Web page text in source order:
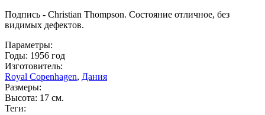
Подпись - Christian Thompson. Состояние отличное, без
видимых дефектов.
Параметры:
Годы: 1956 год
Изготовитель:
Royal Copenhagen, Дания
Размеры:
Высота: 17 см.
Теги: